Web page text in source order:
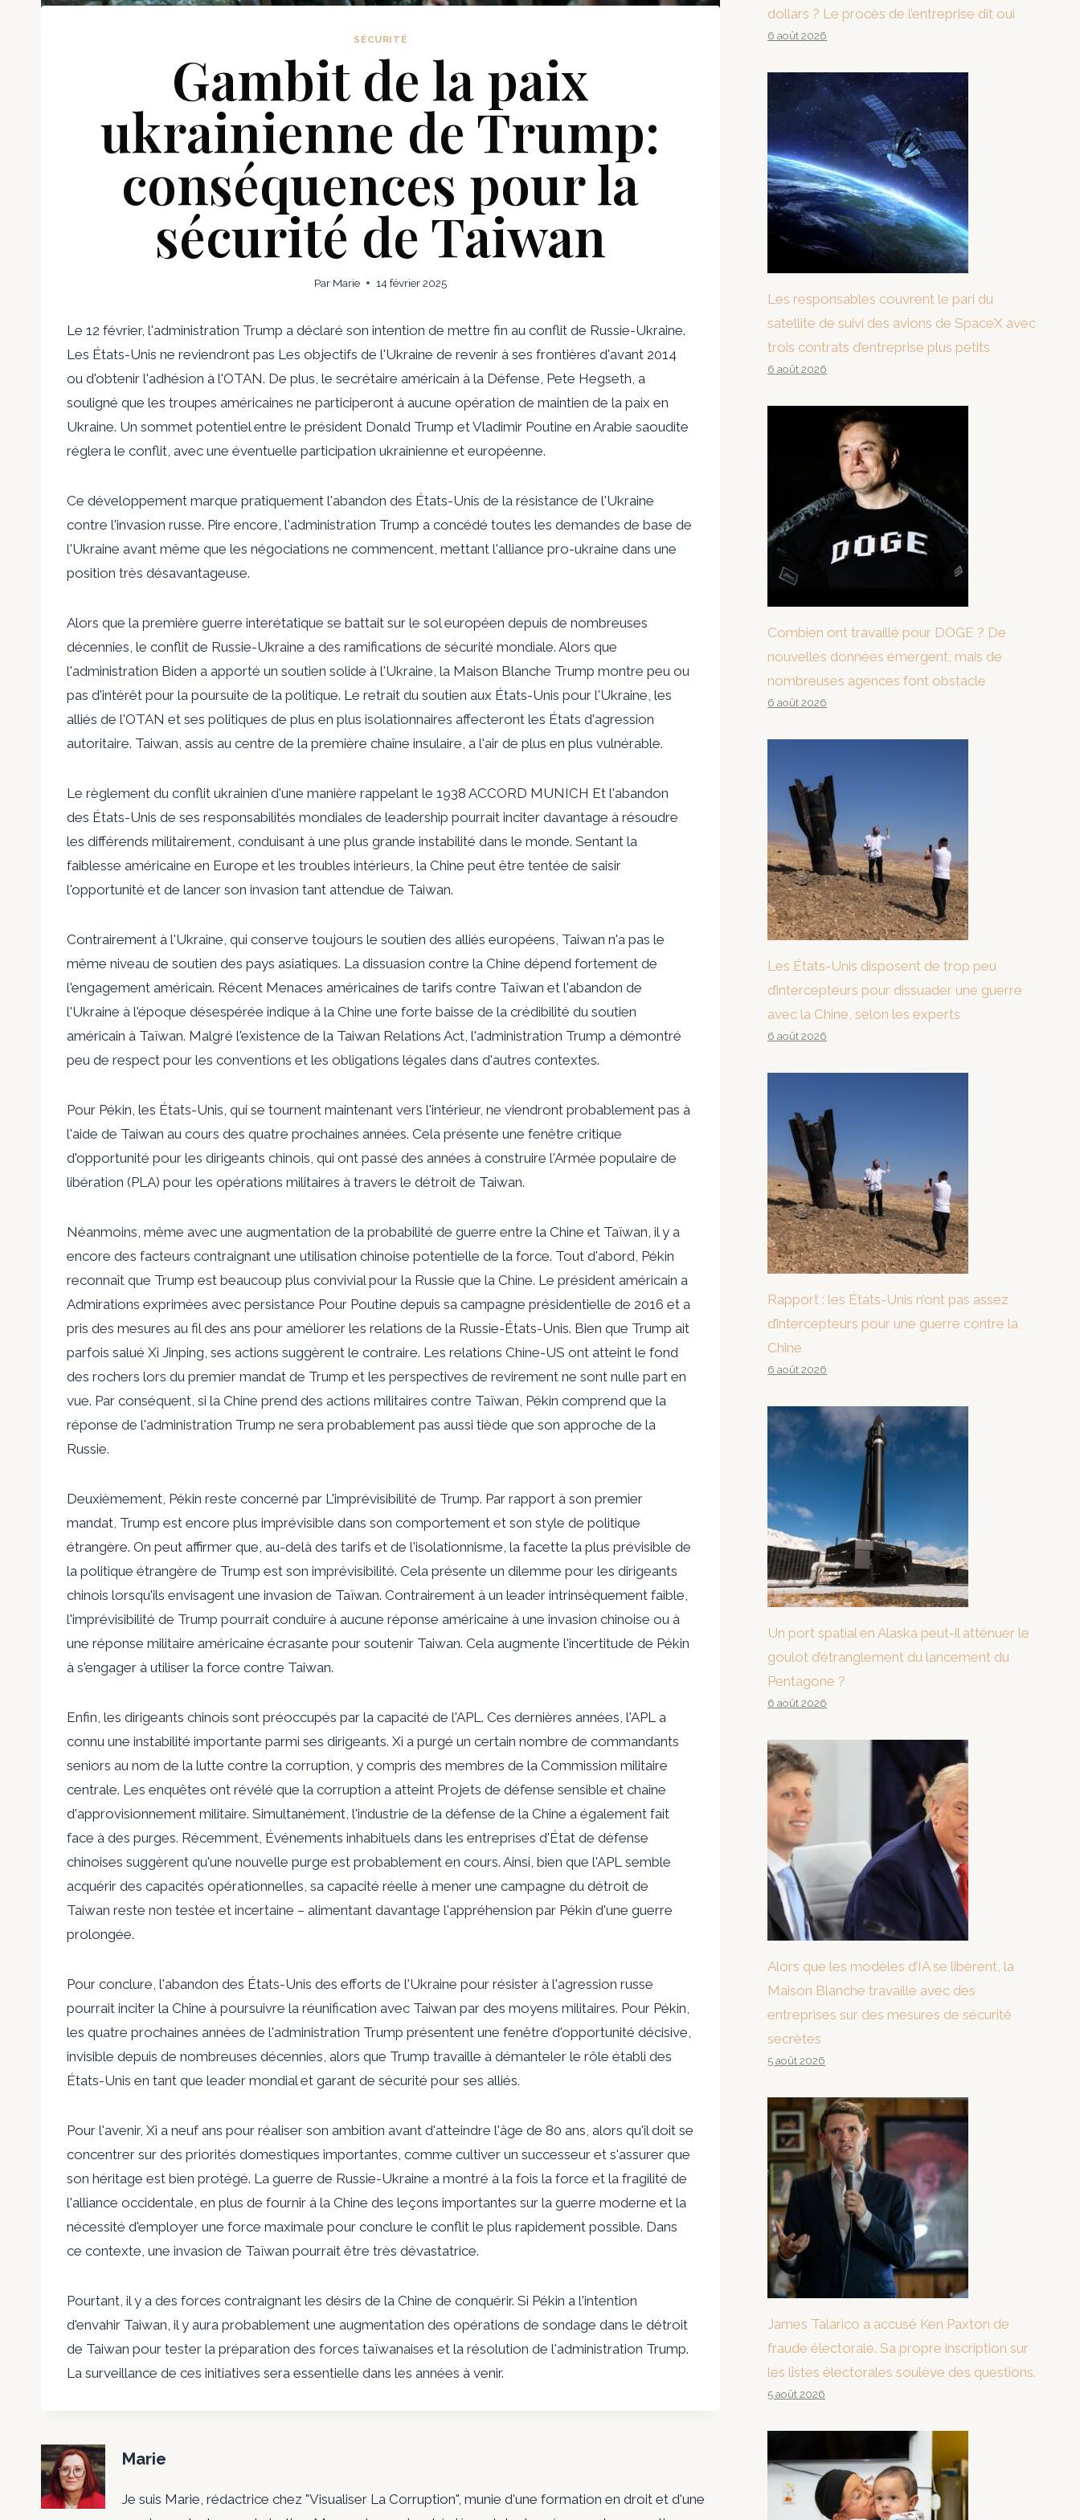
SÉCURITÉ
Gambit de la paix
ukrainienne de Trump:
conséquences pour la
sécurité de Taiwan
Par Marie 14 février 2025
Le 12 février, l'administration Trump a déclaré son intention de mettre fin au conflit de Russie-Ukraine.
Les États-Unis ne reviendront pas Les objectifs de l'Ukraine de revenir à ses frontières d'avant 2014
ou d'obtenir l'adhésion à l'OTAN. De plus, le secrétaire américain à la Défense, Pete Hegseth, a
souligné que les troupes américaines ne participeront à aucune opération de maintien de la paix en
Ukraine. Un sommet potentiel entre le président Donald Trump et Vladimir Poutine en Arabie saoudite
réglera le conflit, avec une éventuelle participation ukrainienne et européenne.
Ce développement marque pratiquement l'abandon des États-Unis de la résistance de l'Ukraine
contre l'invasion russe. Pire encore, l'administration Trump a concédé toutes les demandes de base de
l'Ukraine avant même que les négociations ne commencent, mettant l'alliance pro-ukraine dans une
position très désavantageuse.
Alors que la première guerre interétatique se battait sur le sol européen depuis de nombreuses
décennies, le conflit de Russie-Ukraine a des ramifications de sécurité mondiale. Alors que
l'administration Biden a apporté un soutien solide à l'Ukraine, la Maison Blanche Trump montre peu ou
pas d'intérêt pour la poursuite de la politique. Le retrait du soutien aux États-Unis pour l'Ukraine, les
alliés de l'OTAN et ses politiques de plus en plus isolationnaires affecteront les États d'agression
autoritaire. Taiwan, assis au centre de la première chaîne insulaire, a l'air de plus en plus vulnérable.
Le règlement du conflit ukrainien d'une manière rappelant le 1938 ACCORD MUNICH Et l'abandon
des États-Unis de ses responsabilités mondiales de leadership pourrait inciter davantage à résoudre
les différends militairement, conduisant à une plus grande instabilité dans le monde. Sentant la
faiblesse américaine en Europe et les troubles intérieurs, la Chine peut être tentée de saisir
l'opportunité et de lancer son invasion tant attendue de Taiwan.
Contrairement à l'Ukraine, qui conserve toujours le soutien des alliés européens, Taiwan n'a pas le
même niveau de soutien des pays asiatiques. La dissuasion contre la Chine dépend fortement de
l'engagement américain. Récent Menaces américaines de tarifs contre Taïwan et l'abandon de
l'Ukraine à l'époque désespérée indique à la Chine une forte baisse de la crédibilité du soutien
américain à Taïwan. Malgré l'existence de la Taiwan Relations Act, l'administration Trump a démontré
peu de respect pour les conventions et les obligations légales dans d'autres contextes.
Pour Pékin, les États-Unis, qui se tournent maintenant vers l'intérieur, ne viendront probablement pas à
l'aide de Taiwan au cours des quatre prochaines années. Cela présente une fenêtre critique
d'opportunité pour les dirigeants chinois, qui ont passé des années à construire l'Armée populaire de
libération (PLA) pour les opérations militaires à travers le détroit de Taiwan.
Néanmoins, même avec une augmentation de la probabilité de guerre entre la Chine et Taïwan, il y a
encore des facteurs contraignant une utilisation chinoise potentielle de la force. Tout d'abord, Pékin
reconnaît que Trump est beaucoup plus convivial pour la Russie que la Chine. Le président américain a
Admirations exprimées avec persistance Pour Poutine depuis sa campagne présidentielle de 2016 et a
pris des mesures au fil des ans pour améliorer les relations de la Russie-États-Unis. Bien que Trump ait
parfois salué Xi Jinping, ses actions suggèrent le contraire. Les relations Chine-US ont atteint le fond
des rochers lors du premier mandat de Trump et les perspectives de revirement ne sont nulle part en
vue. Par conséquent, si la Chine prend des actions militaires contre Taïwan, Pékin comprend que la
réponse de l'administration Trump ne sera probablement pas aussi tiède que son approche de la
Russie.
Deuxièmement, Pékin reste concerné par L'imprévisibilité de Trump. Par rapport à son premier
mandat, Trump est encore plus imprévisible dans son comportement et son style de politique
étrangère. On peut affirmer que, au-delà des tarifs et de l'isolationnisme, la facette la plus prévisible de
la politique étrangère de Trump est son imprévisibilité. Cela présente un dilemme pour les dirigeants
chinois lorsqu'ils envisagent une invasion de Taïwan. Contrairement à un leader intrinsèquement faible,
l'imprévisibilité de Trump pourrait conduire à aucune réponse américaine à une invasion chinoise ou à
une réponse militaire américaine écrasante pour soutenir Taiwan. Cela augmente l'incertitude de Pékin
à s'engager à utiliser la force contre Taiwan.
Enfin, les dirigeants chinois sont préoccupés par la capacité de l'APL. Ces dernières années, l'APL a
connu une instabilité importante parmi ses dirigeants. Xi a purgé un certain nombre de commandants
seniors au nom de la lutte contre la corruption, y compris des membres de la Commission militaire
centrale. Les enquêtes ont révélé que la corruption a atteint Projets de défense sensible et chaîne
d'approvisionnement militaire. Simultanément, l'industrie de la défense de la Chine a également fait
face à des purges. Récemment, Événements inhabituels dans les entreprises d'État de défense
chinoises suggèrent qu'une nouvelle purge est probablement en cours. Ainsi, bien que l'APL semble
acquérir des capacités opérationnelles, sa capacité réelle à mener une campagne du détroit de
Taiwan reste non testée et incertaine – alimentant davantage l'appréhension par Pékin d'une guerre
prolongée.
Pour conclure, l'abandon des États-Unis des efforts de l'Ukraine pour résister à l'agression russe
pourrait inciter la Chine à poursuivre la réunification avec Taiwan par des moyens militaires. Pour Pékin,
les quatre prochaines années de l'administration Trump présentent une fenêtre d'opportunité décisive,
invisible depuis de nombreuses décennies, alors que Trump travaille à démanteler le rôle établi des
États-Unis en tant que leader mondial et garant de sécurité pour ses alliés.
Pour l'avenir, Xi a neuf ans pour réaliser son ambition avant d'atteindre l'âge de 80 ans, alors qu'il doit se
concentrer sur des priorités domestiques importantes, comme cultiver un successeur et s'assurer que
son héritage est bien protégé. La guerre de Russie-Ukraine a montré à la fois la force et la fragilité de
l'alliance occidentale, en plus de fournir à la Chine des leçons importantes sur la guerre moderne et la
nécessité d'employer une force maximale pour conclure le conflit le plus rapidement possible. Dans
ce contexte, une invasion de Taïwan pourrait être très dévastatrice.
Pourtant, il y a des forces contraignant les désirs de la Chine de conquérir. Si Pékin a l'intention
d'envahir Taiwan, il y aura probablement une augmentation des opérations de sondage dans le détroit
de Taiwan pour tester la préparation des forces taïwanaises et la résolution de l'administration Trump.
La surveillance de ces initiatives sera essentielle dans les années à venir.
Marie
Je suis Marie, rédactrice chez "Visualiser La Corruption", munie d'une formation en droit et d'une
dollars ? Le procès de l’entreprise dit oui
6 août 2026
Les responsables couvrent le pari du
satellite de suivi des avions de SpaceX avec
trois contrats d’entreprise plus petits
6 août 2026
Combien ont travaillé pour DOGE ? De
nouvelles données émergent, mais de
nombreuses agences font obstacle
6 août 2026
Les États-Unis disposent de trop peu
d’intercepteurs pour dissuader une guerre
avec la Chine, selon les experts
6 août 2026
Rapport : les États-Unis n’ont pas assez
d’intercepteurs pour une guerre contre la
Chine
6 août 2026
Un port spatial en Alaska peut-il atténuer le
goulot d’étranglement du lancement du
Pentagone ?
6 août 2026
Alors que les modèles d’IA se libèrent, la
Maison Blanche travaille avec des
entreprises sur des mesures de sécurité
secrètes
5 août 2026
James Talarico a accusé Ken Paxton de
fraude électorale. Sa propre inscription sur
les listes électorales soulève des questions.
5 août 2026